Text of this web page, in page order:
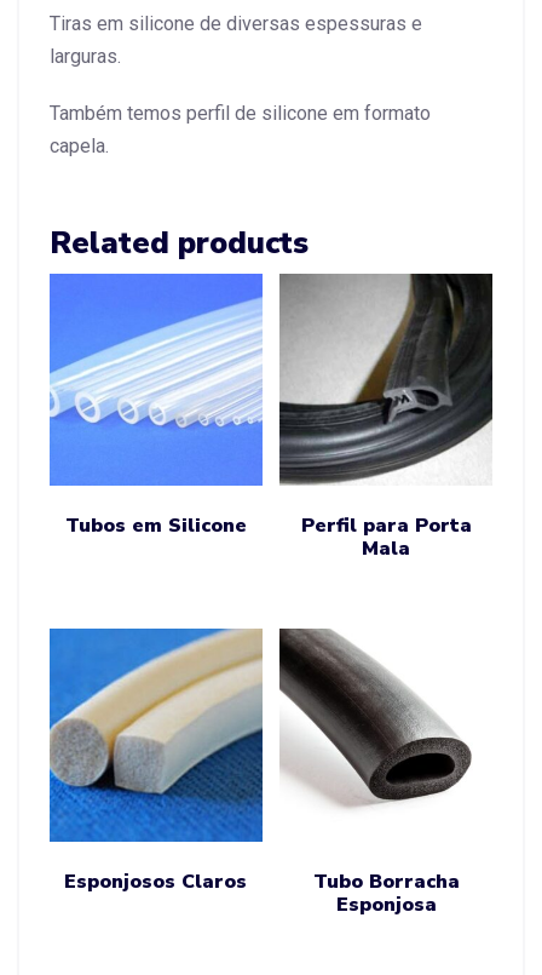
Tiras em silicone de diversas espessuras e
larguras.
Também temos perfil de silicone em formato
capela.
Related products
Tubos em Silicone
Perfil para Porta
Mala
Esponjosos Claros
Tubo Borracha
Esponjosa